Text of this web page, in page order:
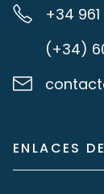
+34 961
(+34)
ENLACES